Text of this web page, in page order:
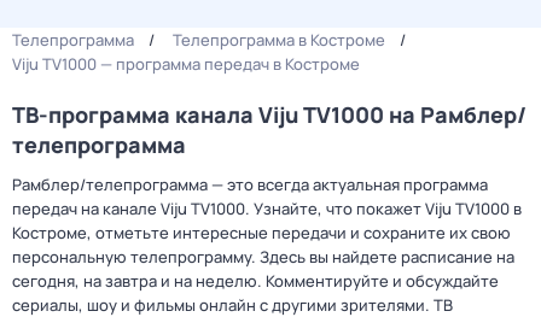
Телепрограмма
Телепрограмма в Костроме
Viju TV1000 — программа передач в Костроме
ТВ-программа канала Viju TV1000 на Рамблер/
телепрограмма
Рамблер/телепрограмма — это всегда актуальная программа
передач на канале Viju TV1000. Узнайте, что покажет Viju TV1000 в
Костроме, отметьте интересные передачи и сохраните их свою
персональную телепрограмму. Здесь вы найдете расписание на
сегодня, на завтра и на неделю. Комментируйте и обсуждайте
сериалы, шоу и фильмы онлайн с другими зрителями. ТВ